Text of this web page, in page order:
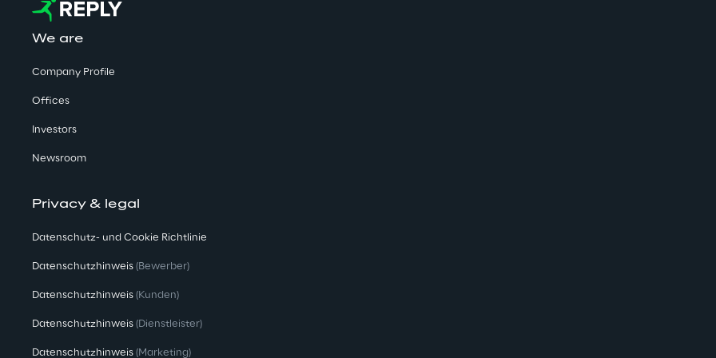
We are
Company Profile
Offices
Investors
Newsroom
Privacy & legal
Datenschutz- und Cookie Richtlinie
Datenschutzhinweis (Bewerber)
Datenschutzhinweis (Kunden)
Datenschutzhinweis (Dienstleister)
Datenschutzhinweis (Marketing)